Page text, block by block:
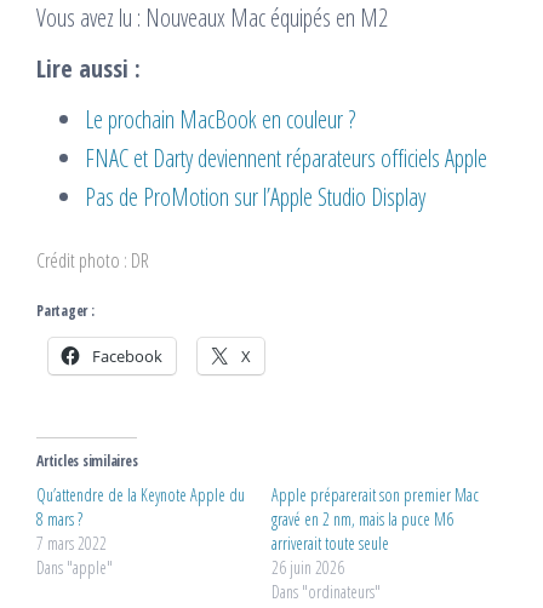
Vous avez lu : Nouveaux Mac équipés en M2
Lire aussi :
Le prochain MacBook en couleur ?
FNAC et Darty deviennent réparateurs officiels Apple
Pas de ProMotion sur l’Apple Studio Display
Crédit photo : DR
Partager :
Facebook X
Articles similaires
Qu’attendre de la Keynote Apple du
8 mars ?
7 mars 2022
Dans "apple"
Apple préparerait son premier Mac
gravé en 2 nm, mais la puce M6
arriverait toute seule
26 juin 2026
Dans "ordinateurs"